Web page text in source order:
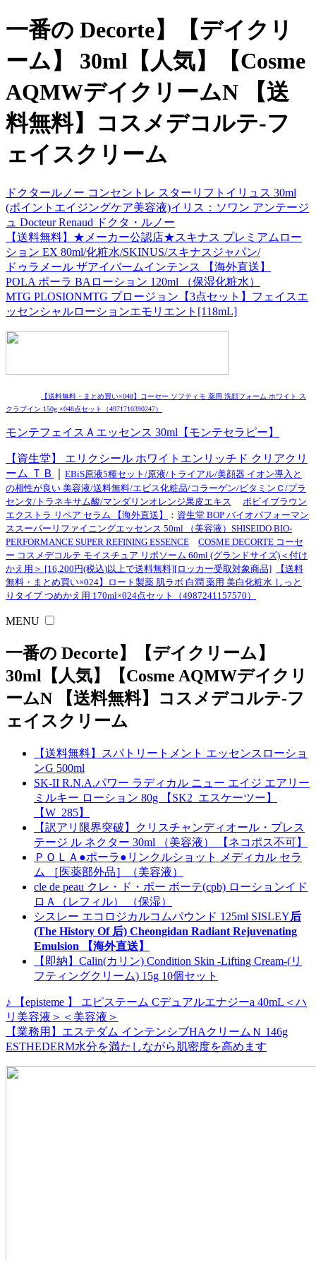
一番の Decorte】【デイクリ
ーム】 30ml【人気】【Cosme
AQMWデイクリームN 【送
料無料】コスメデコルテ-フ
ェイスクリーム
ドクタールノー コンセントレ スターリフトイリュス 30ml
(ポイントエイジングケア美容液)イリス：ソワン アンテージ
ュ Docteur Renaud ドクタ・ルノー
【送料無料】★メーカー公認店★スキナス プレミアムロー
ション EX 80ml/化粧水/SKINUS/スキナスジャパン/
ドゥラメール ザアイバームインテンス 【海外直送】
POLA ポーラ BAローション 120ml （保湿化粧水）
MTG PLOSIONMTG プロージョン【3点セット】フェイスエ
ッセンシャルローションエモリエント[118mL]
【送料無料・まとめ買い×048】コーセー ソフティモ 薬用 洗顔フォーム ホワイト ス
クラブイン 150g ×048点セット（4971710390247）
モンテフェイスＡエッセンス 30ml【モンテセラピー】
【資生堂】 エリクシール ホワイトエンリッチド クリアクリ
ーム ＴＢ
EBiS原液5種セット/原液/トライアル/美顔器 イオン導入と
の相性が良い 美容液/送料無料/エビス化粧品/コラーゲン/ビタミンＣ/プラ
センタ/トラネキサム酸/マンダリンオレンジ果皮エキス
ボビイブラウン
エクストラ リペア セラム 【海外直送】
： 資生堂 BOP バイオパフォーマン
ススーパーリファイニングエッセンス 50ml （美容液）SHISEIDO BIO-
PERFORMANCE SUPER REFINING ESSENCE
COSME DECORTE コーセ
ー コスメデコルテ モイスチュア リポソーム 60ml (グランドサイズ)＜付け
かえ用＞ [16,200円(税込)以上で送料無料][ロッカー受取対象商品]
【送料
無料・まとめ買い×024】ロート製薬 肌ラボ 白潤 薬用 美白化粧水 しっと
りタイプ つめかえ用 170ml×024点セット（4987241157570）
MENU
一番の Decorte】【デイクリーム】
30ml【人気】【Cosme AQMWデイクリ
ームN 【送料無料】コスメデコルテ-フ
ェイスクリーム
【送料無料】スパトリートメント エッセンスローショ
ンG 500ml
SK-II R.N.A.パワー ラディカル ニュー エイジ エアリー
ミルキー ローション 80g 【SK2_エスケーツー】
【W_285】
【訳アリ限界突破】クリスチャンディオール・プレス
テージ ル ネクター 30ml （美容液） 【ネコポス不可】
ＰＯＬＡ●ポーラ●リンクルショット メディカル セラ
ム ［医薬部外品］（美容液）
cle de peau クレ・ド・ポー ボーテ(cpb) ローションイド
ロＡ（レフィル） （保湿）
シスレー エコロジカルコムパウンド 125ml SISLEY后
(The History Of 后) Cheongidan Radiant Rejuvenating
Emulsion 【海外直送】
【即納】Calin(カリン) Condition Skin ‐Lifting Cream‐(リ
フティングクリーム) 15g 10個セット
♪ 【episteme 】 エピステーム Cデュアルエナジーa 40mL＜ハ
リ美容液＞＜美容液＞
【業務用】エステダム インテンシブHAクリームＮ 146g
ESTHEDERM水分を満たしながら肌密度を高めます